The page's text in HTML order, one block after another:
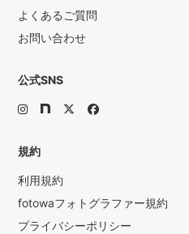
よくあるご質問
お問い合わせ
公式SNS
規約
利用規約
fotowaフォトグラファー規約
プライバシーポリシー